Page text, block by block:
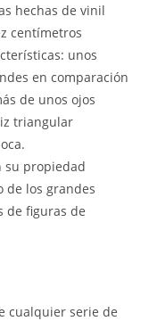
hechas de vinil
centímetros
unos
en comparación
de unos ojos
triangular
su propiedad
de los grandes
de figuras de
cualquier serie de